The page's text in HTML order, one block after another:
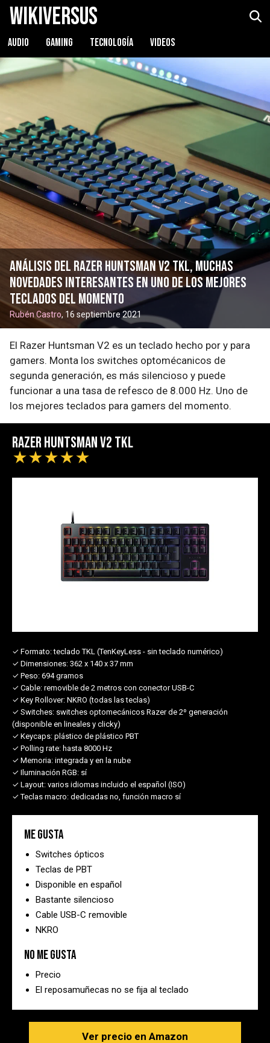
WikiVersus
AUDIO GAMING TECNOLOGÍA VIDEOS
Análisis del Razer Huntsman V2 TKL, muchas
novedades interesantes en uno de los mejores
teclados del momento
Rubén Castro, 16 septiembre 2021
El Razer Huntsman V2 es un teclado hecho por y para
gamers. Monta los switches optomécanicos de
segunda generación, es más silencioso y puede
funcionar a una tasa de refesco de 8.000 Hz. Uno de
los mejores teclados para gamers del momento.
Razer Huntsman V2 TKL
★★★★★
✓ Formato:teclado TKL (TenKeyLess - sin teclado numérico)
✓ Dimensiones: 362 x 140 x 37 mm
✓ Peso: 694 gramos
✓ Cable: removible de 2 metros con conector USB-C
✓ Key Rollover: NKRO (todas las teclas)
✓ Switches: switches optomecánicos Razer de 2º generación
(disponible en lineales y clicky)
✓ Keycaps: plástico de plástico PBT
✓ Polling rate: hasta 8000 Hz
✓ Memoria: integrada y en la nube
✓ Iluminación RGB: sí
✓ Layout: varios idiomas incluido el español (ISO)
✓ Teclas macro: dedicadas no, función macro sí
Me gusta
Switches ópticos
Teclas de PBT
Disponible en español
Bastante silencioso
Cable USB-C removible
NKRO
No me gusta
Precio
El reposamuñecas no se fija al teclado
Ver precio en Amazon
Razer Huntsman V2 TKL Ver precio